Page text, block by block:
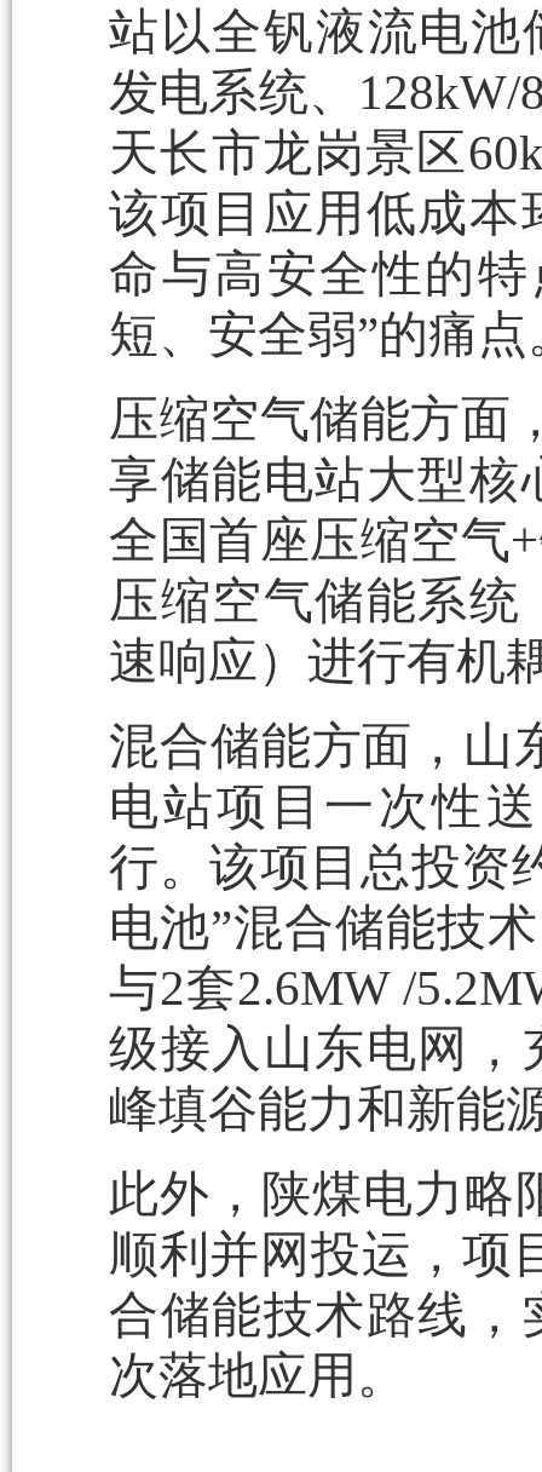
站以全钒液流电池
发电系统、
天长市龙岗景区
该项目应用低成本
命与高安全性的
短、安全弱”的痛点
压缩空气储能方面
享储能电站大型核
全国首座压缩空气
压缩空气储能系
速响应）进行有机
混合储能方面，山
电站项目一次性
行。该项目总投资
电池”混合储能技
与2套2.6MW /
级接入山东电网，
峰填谷能力和新能
此外，陕煤电力略
顺利并网投运，项
合储能技术路线，
次落地应用。